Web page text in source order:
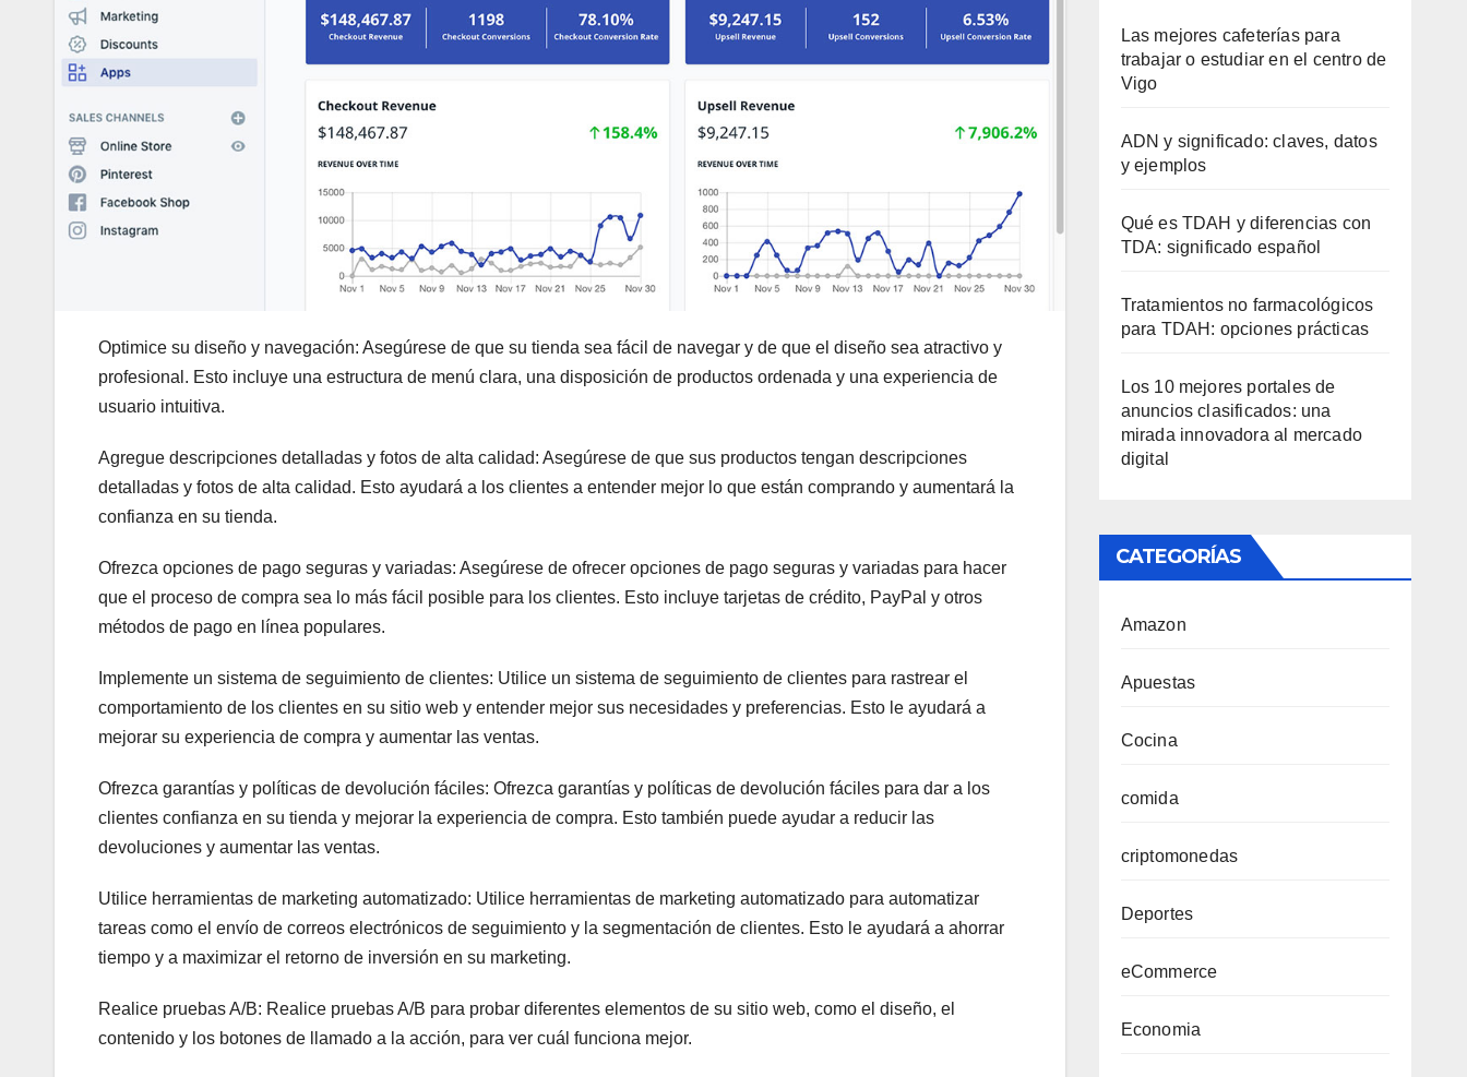
Optimice su diseño y navegación: Asegúrese de que su tienda sea fácil de navegar y de que el diseño sea atractivo y
profesional. Esto incluye una estructura de menú clara, una disposición de productos ordenada y una experiencia de
usuario intuitiva.
Agregue descripciones detalladas y fotos de alta calidad: Asegúrese de que sus productos tengan descripciones
detalladas y fotos de alta calidad. Esto ayudará a los clientes a entender mejor lo que están comprando y aumentará la
confianza en su tienda.
Ofrezca opciones de pago seguras y variadas: Asegúrese de ofrecer opciones de pago seguras y variadas para hacer
que el proceso de compra sea lo más fácil posible para los clientes. Esto incluye tarjetas de crédito, PayPal y otros
métodos de pago en línea populares.
Implemente un sistema de seguimiento de clientes: Utilice un sistema de seguimiento de clientes para rastrear el
comportamiento de los clientes en su sitio web y entender mejor sus necesidades y preferencias. Esto le ayudará a
mejorar su experiencia de compra y aumentar las ventas.
Ofrezca garantías y políticas de devolución fáciles: Ofrezca garantías y políticas de devolución fáciles para dar a los
clientes confianza en su tienda y mejorar la experiencia de compra. Esto también puede ayudar a reducir las
devoluciones y aumentar las ventas.
Utilice herramientas de marketing automatizado: Utilice herramientas de marketing automatizado para automatizar
tareas como el envío de correos electrónicos de seguimiento y la segmentación de clientes. Esto le ayudará a ahorrar
tiempo y a maximizar el retorno de inversión en su marketing.
Realice pruebas A/B: Realice pruebas A/B para probar diferentes elementos de su sitio web, como el diseño, el
contenido y los botones de llamado a la acción, para ver cuál funciona mejor.
Las mejores cafeterías para
trabajar o estudiar en el centro de
Vigo
ADN y significado: claves, datos
y ejemplos
Qué es TDAH y diferencias con
TDA: significado español
Tratamientos no farmacológicos
para TDAH: opciones prácticas
Los 10 mejores portales de
anuncios clasificados: una
mirada innovadora al mercado
digital
CATEGORÍAS
Amazon
Apuestas
Cocina
comida
criptomonedas
Deportes
eCommerce
Economia